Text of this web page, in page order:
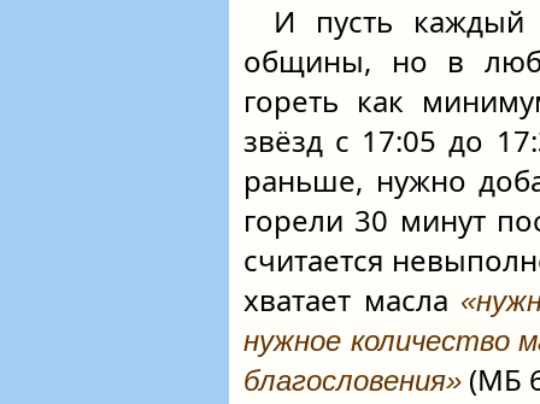
И пусть
общины, но в
гореть как
звёзд с 17:05 до
раньше, нужно
горели 30 минут
считается
хватает масла
нужное количество
благословения» (МБ